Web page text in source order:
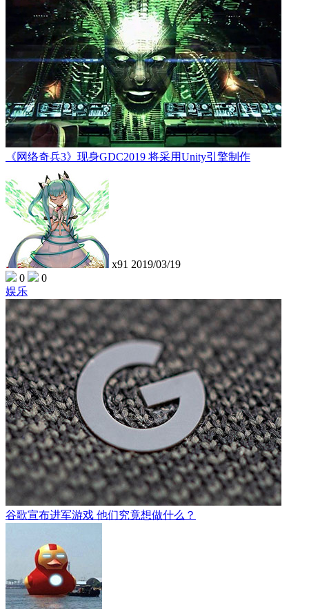
《网络奇兵3》现身GDC2019 将采用Unity引擎制作
x91 2019/03/19
0
0
娱乐
谷歌宣布进军游戏 他们究竟想做什么？